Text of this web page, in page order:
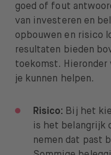
goed of fout
van investeren en
opbouwen en risico
resultaten bieden
toekomst. Hieronder
je kunnen helpen.
Risico: Bij het
is het belangrijk
nemen dat past